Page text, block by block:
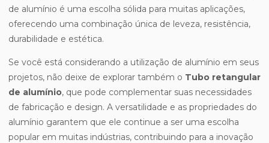
de alumínio é uma escolha sólida para muitas aplicações,
oferecendo uma combinação única de leveza, resistência,
durabilidade e estética.
Se você está considerando a utilização de alumínio em seus
projetos, não deixe de explorar também o Tubo retangular
de alumínio, que pode complementar suas necessidades
de fabricação e design. A versatilidade e as propriedades do
alumínio garantem que ele continue a ser uma escolha
popular em muitas indústrias, contribuindo para a inovação